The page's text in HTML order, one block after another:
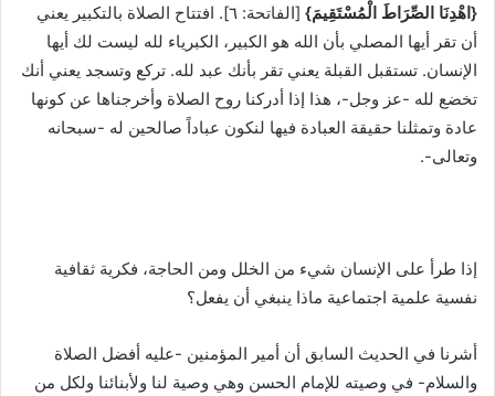
{اهْدِنَا الصِّرَاطَ الْمُسْتَقِيمَ}
[الفاتحة: ٦]. افتتاح الصلاة بالتكبير يعني
أن تقر أيها المصلي بأن الله هو الكبير، الكبرياء لله ليست لك أيها
الإنسان. تستقبل القبلة يعني تقر بأنك عبد لله. تركع وتسجد يعني أنك
تخضع لله -عز وجل-، هذا إذا أدركنا روح الصلاة وأخرجناها عن كونها
عادة وتمثلنا حقيقة العبادة فيها لنكون عباداً صالحين له -سبحانه
وتعالى-.
إذا طرأ على الإنسان شيء من الخلل ومن الحاجة، فكرية ثقافية
نفسية علمية اجتماعية ماذا ينبغي أن يفعل؟
أشرنا في الحديث السابق أن أمير المؤمنين -عليه أفضل الصلاة
والسلام- في وصيته للإمام الحسن وهي وصية لنا ولأبنائنا ولكل من